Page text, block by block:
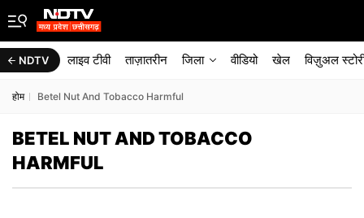
NDTV लाइव टीवी ताज़ातरीन जिला वीडियो खेल विज़ुअल
होम Betel Nut And Tobacco Harmful
BETEL NUT AND TOBACCO
HARMFUL